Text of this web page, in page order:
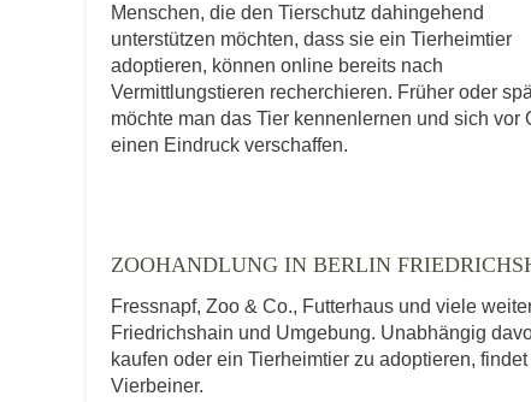
Kontaktdaten des Besitzers
Diese Daten werden zu
E-Mail-Adresse
Mit Absenden der Daten akzeptiere
Menschen, die den Tierschutz dahingehend
unterstützen möchten, dass sie ein Tierheimtier
adoptieren, können online bereits nach
Vermittlungstieren recherchieren. Früher oder
möchte man das Tier kennenlernen und sich vor
einen Eindruck verschaffen.
ZOOHANDLUNG IN BERLIN
Fressnapf, Zoo & Co., Futterhaus und viele
Friedrichshain und Umgebung. Unabhängig
kaufen oder ein Tierheimtier zu adoptieren,
Vierbeiner.